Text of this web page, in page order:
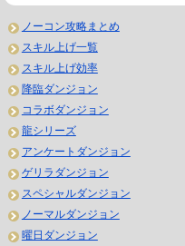
ノーコン攻略まとめ
スキル上げ一覧
スキル上げ効率
降臨ダンジョン
コラボダンジョン
龍シリーズ
アンケートダンジョン
ゲリラダンジョン
スペシャルダンジョン
ノーマルダンジョン
曜日ダンジョン